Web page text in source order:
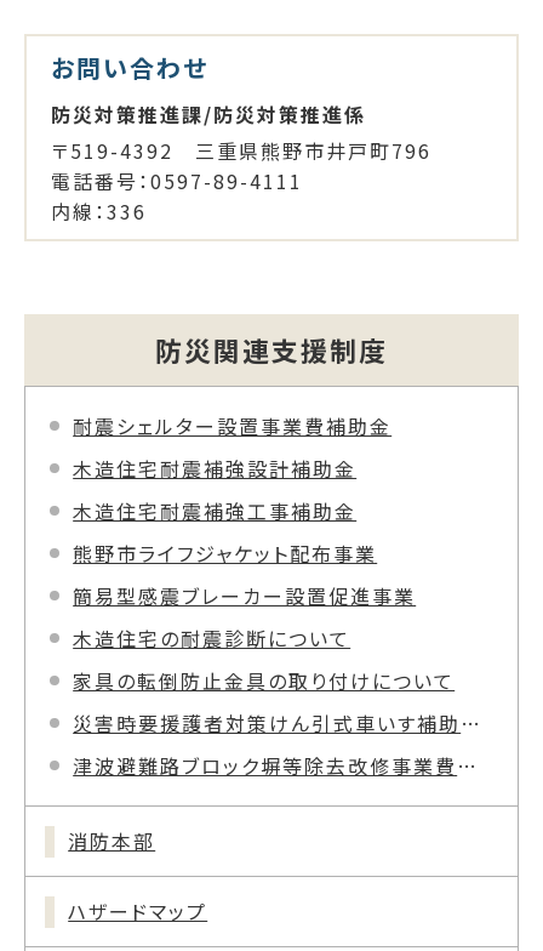
お問い合わせ
防災対策推進課/防災対策推進係
〒519-4392 三重県熊野市井戸町796
電話番号：0597-89-4111
内線：336
防災関連支援制度
耐震シェルター設置事業費補助金
木造住宅耐震補強設計補助金
木造住宅耐震補強工事補助金
熊野市ライフジャケット配布事業
簡易型感震ブレーカー設置促進事業
木造住宅の耐震診断について
家具の転倒防止金具の取り付けについて
災害時要援護者対策けん引式車いす補助装置事業
津波避難路ブロック塀等除去改修事業費補助金
消防本部
ハザードマップ